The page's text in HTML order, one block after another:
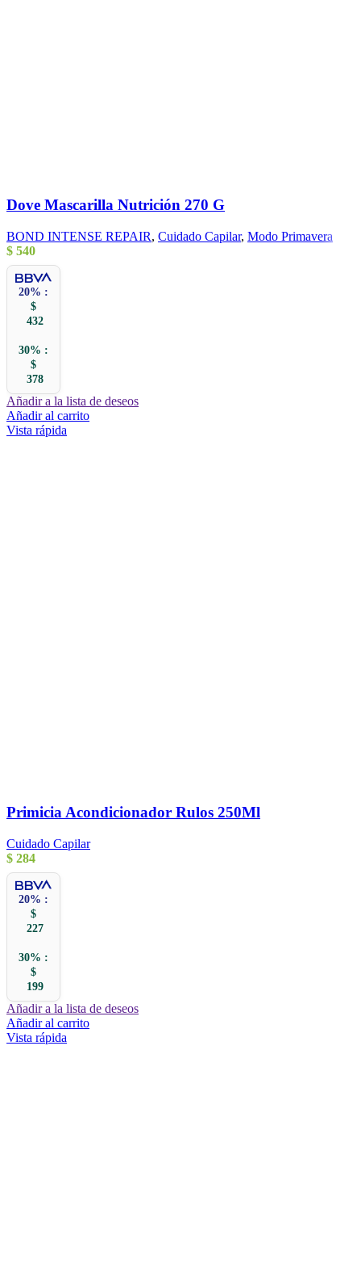
Dove Mascarilla Nutrición 270 G
BOND INTENSE REPAIR, Cuidado Capilar, Modo Primavera
$ 540
20% :
$
432
30% :
$
378
Añadir a la lista de deseos
Añadir al carrito
Vista rápida
Primicia Acondicionador Rulos 250Ml
Cuidado Capilar
$ 284
20% :
$
227
30% :
$
199
Añadir a la lista de deseos
Añadir al carrito
Vista rápida